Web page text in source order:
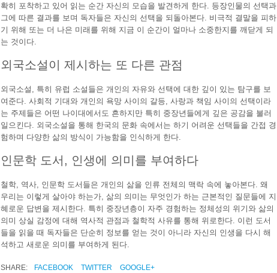
확히 포착하고 있어 읽는 순간 자신의 모습을 발견하게 한다. 등장인물의 선택과
그에 따른 결과를 보며 독자들은 자신의 선택을 되돌아본다. 비극적 결말을 피하
기 위해 또는 더 나은 미래를 위해 지금 이 순간이 얼마나 소중한지를 깨닫게 되
는 것이다.
외국소설이 제시하는 또 다른 관점
외국소설, 특히 유럽 소설들은 개인의 자유와 선택에 대한 깊이 있는 탐구를 보
여준다. 사회적 기대와 개인의 욕망 사이의 갈등, 사랑과 책임 사이의 선택이라
는 주제들은 어떤 나이대에서도 흔하지만 특히 중장년들에게 깊은 공감을 불러
일으킨다. 외국소설을 통해 한국의 문화 속에서는 하기 어려운 선택들을 간접 경
험하며 다양한 삶의 방식이 가능함을 인식하게 한다.
인문학 도서, 인생에 의미를 부여하다
철학, 역사, 인문학 도서들은 개인의 삶을 인류 전체의 맥락 속에 놓아본다. 왜
우리는 이렇게 살아야 하는가, 삶의 의미는 무엇인가 하는 근본적인 질문들에 지
혜로운 답변을 제시한다. 특히 중장년층이 자주 경험하는 정체성의 위기와 삶의
의미 상실 감정에 대해 역사적 관점과 철학적 사유를 통해 위로한다. 이런 도서
들을 읽을 때 독자들은 단순히 정보를 얻는 것이 아니라 자신의 인생을 다시 해
석하고 새로운 의미를 부여하게 된다.
SHARE: FACEBOOK TWITTER GOOGLE+